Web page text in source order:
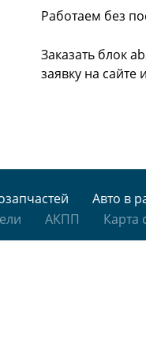
Работаем без
Заказать блок
заявку на сайте
Авто в
АКПП Карта